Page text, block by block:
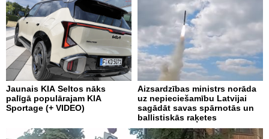
Jaunais KIA Seltos nāks
palīgā populārajam KIA
Sportage (+ VIDEO)
Aizsardzības ministrs norāda
uz nepieciešamību Latvijai
sagādāt savas spārnotās un
ballistiskās raķetes